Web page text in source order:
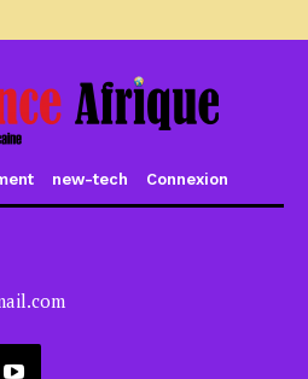
new-tech Connexion